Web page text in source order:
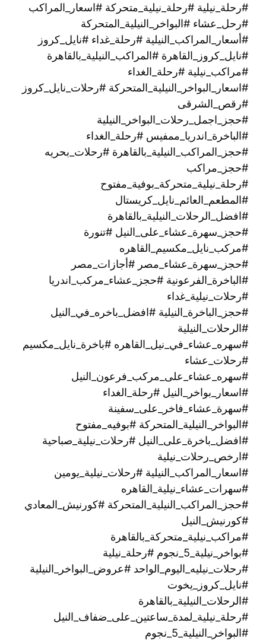
#رحلة_نيلية #رحلة_نيلية_متحركة #اسعار_المراكب
#رحل_عشاء #البواخر_النيلية_المتحركة
#أسعار_المراكب_النيلية #رحلة_غداء #نايل_كروز
#نايل_كروز_القاهرة #المراكب_النيلية_بالقاهرة
#مراكب_نيلية #رحلة_الغداء
#اسعار_البواخر_النيلية_المتحركة #رحلات_نايل_كروز
#رقص_الشرقى
#حجز_اجمل_رحلات_البواخر_النيلية
#الباخرة_اندريا_ممفيس #رحلة_الغداء
#حجز_المراكب_النيلية_بالقاهرة #رحلات_بحريه
#حجز_مراكب
#رحلة_نيلية_متحركة_بوفية_مفتوح
#المطعم_العائم_نايل_كريستال
#افضل_الرحلات_النيلية_بالقاهرة
#حجز_سهرة_عشاء_على_النيل #تنورة
#مركب_نايل_مكسيم_القاهره
#حجز_سهرة_عشاء_مصر #أجازات_مصر
#الباخرة_الفرعونية #حجز_عشاء_مركب_اندريا
#رحلات_نيلية_غداء
#حجز_الباخرة_النيلية #افضل_باخره_في_النيل
#الرحلات_النيلية
#سهره_عشاء_في_نيل_القاهره‏ #باخرة_نايل_مكسيم
#رحلات_عشاء
#سهره_عشاء_على_مركب_فرعون_النيل
#اسعار_بواخر_النيل #رحلة_الغداء
#سهرة_عشاء_فاخر_على_سفينة
#البواخر_النيلية_المتحركة #بوفيه_مفتوح
#افضل_باخرة_على_النيل #رحلات_نيلية_صباحية
#ارخص_رحلات_نيلية
#اسعار_المراكب_النيلية #رحلات_نيلية_يومين
#سهرات_عشاء_نيلية_القاهره
#حجز_المراكب_النيلية_المتحركة #كورنيش_المعادي
#كورنيش_النيل
#مراكب_نيلية_متحركة_بالقاهرة
#بواخر_نيلية_5_نجوم #رحلة_نيلية
#رحلات_نيليه_اليوم_الواحد #عروض_البواخر_النيلية
#نايل_كروز_يخوت
#الرحلات_النيلية_بالقاهرة
#رحلة_نيلية_لمدة_ساعتين_على_ضفاف_النيل
#البواخر_النيلية_5_نجوم